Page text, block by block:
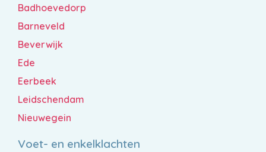
Badhoevedorp
Barneveld
Beverwijk
Ede
Eerbeek
Leidschendam
Nieuwegein
Voet- en enkelklachten